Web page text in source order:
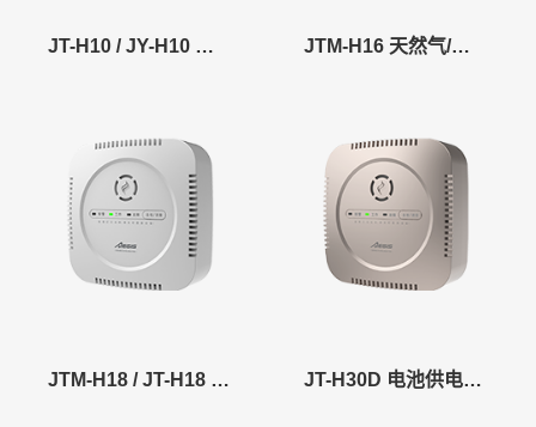
JT-H10 / JY-H10 天然气泄露报警器 JTM-H16 天然气/煤气泄露报警器
JTM-H18 / JT-H18 天然气/煤气泄露报警器 JT-H30D 电池供电家用可燃气体探测